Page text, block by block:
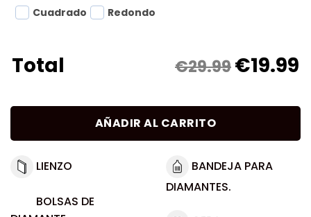
Cuadrado
Redondo
Total €29.99€19.99
AÑADIR AL CARRITO
LIENZO
BOLSAS DE
BANDEJA PARA
DIAMANTES.